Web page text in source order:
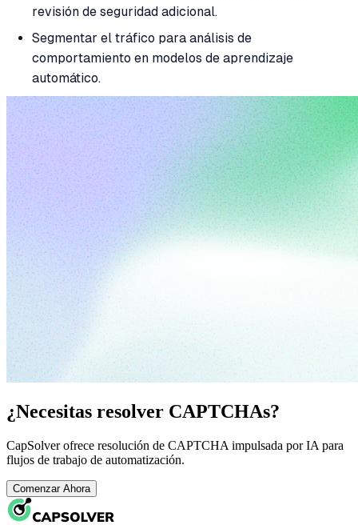
revisión de seguridad adicional.
Segmentar el tráfico para análisis de
comportamiento en modelos de aprendizaje
automático.
¿Necesitas resolver CAPTCHAs?
CapSolver ofrece resolución de CAPTCHA impulsada por IA para
flujos de trabajo de automatización.
Comenzar Ahora